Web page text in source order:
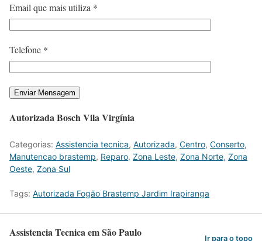
Email que mais utiliza *
Telefone *
Autorizada Bosch Vila Virgínia
Categorias: Assistencia tecnica, Autorizada, Centro, Conserto,
Manutencao brastemp, Reparo, Zona Leste, Zona Norte, Zona
Oeste, Zona Sul
Tags: Autorizada Fogão Brastemp Jardim Irapiranga
Assistencia Tecnica em São Paulo Ir para o topo